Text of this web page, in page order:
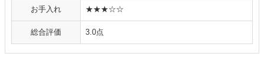
お手入れ ★★★☆☆
総合評価 3.0点